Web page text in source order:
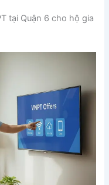
tại Quận 6 cho hộ gia